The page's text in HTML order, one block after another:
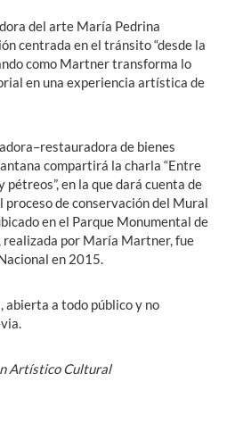
del arte María Pedrina
centrada en el tránsito “desde la
como Martner transforma lo
en una experiencia artística de
de bienes
compartirá la charla “Entre
en la que dará cuenta de
proceso de conservación del Mural
en el Parque Monumental de
realizada por María Martner, fue
en 2015.
a todo público y no
Artístico Cultural